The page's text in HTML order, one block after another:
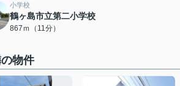
小学校
鶴ヶ島市立第二小学校
867ｍ（11分）
物件